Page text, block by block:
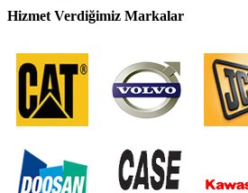
Hizmet Verdiğimiz Markalar